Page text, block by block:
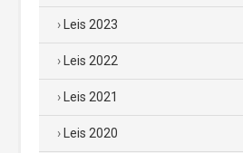
Leis 2023
Leis 2022
Leis 2021
Leis 2020